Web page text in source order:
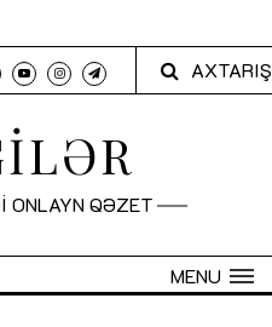
AXTARIŞ
ONLAYN QƏZET
MENU